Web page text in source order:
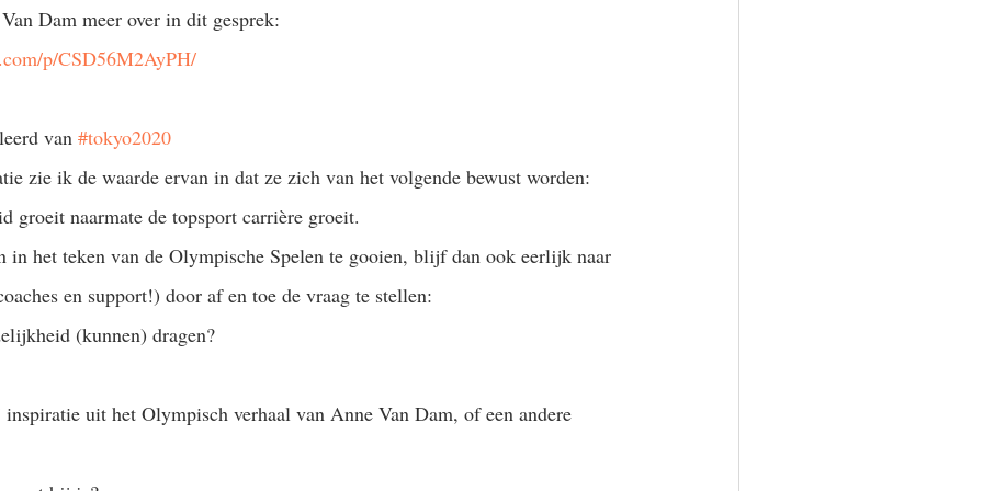
Dam meer over in dit gesprek:
p/CSD56M2AyPH/
van #tokyo2020
zie ik de waarde ervan in dat ze zich van het volgende bewust worden:
groeit naarmate de topsport carrière groeit.
in het teken van de Olympische Spelen te gooien, blijf dan ook eerlijk naar
en support!) door af en toe de vraag te stellen:
(kunnen) dragen?
uit het Olympisch verhaal van Anne Van Dam, of een andere